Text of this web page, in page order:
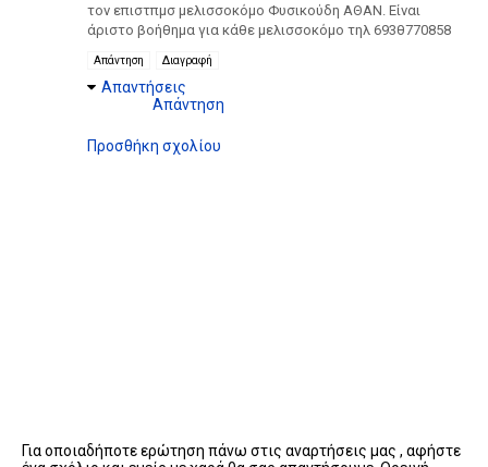
τον επιστπμσ μελισσοκόμο Φυσικούδη ΑΘΑΝ. Είναι
άριστο βοήθημα για κάθε μελισσοκόμο τηλ 693θ770858
Απάντηση Διαγραφή
Απαντήσεις
Απάντηση
Προσθήκη σχολίου
Για οποιαδήποτε ερώτηση πάνω στις αναρτήσεις μας , αφήστε